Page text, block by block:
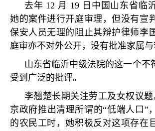
去年 12 月 19 日中国山东省临
她的案件进行开庭审理，但没有宣
保安人员无理的阻止其辩护律师李
庭审亦不对外公开，没有批准家属与
山东省临沂中级法院的这一个不
受到广泛的批评。
李翘楚长期关注劳工及女权议题
京政府推出清理所谓的“低端人口 ”
的农民工时，她积极反对这项存在